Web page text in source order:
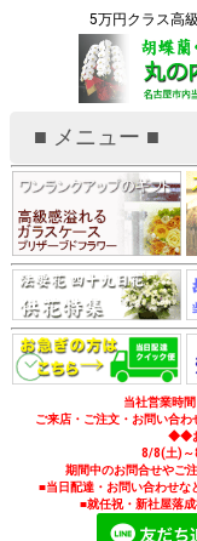
5万円クラス高
■ メニュー ■
当社営業時
ご来店・ご注文・お問い合わ
◆◆
8/8(土)～
期間中のお問合せやご
■当日配達・お問い合わせ
■就任祝・新社屋落